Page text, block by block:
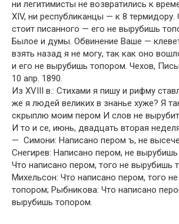
ни легитимисты не возвратились к
XIV, ни республиканцы — к 8 термидору.
стоит писанного — его не вырубишь
Былое и думы. Обвинение Ваше —
взять назад я не могу, так как оно
и его не вырубишь топором. Чехов,
10 апр. 1890.
Из XVIII в.: Стихами я пишу и рифму
же я людей великих в знанье хуже? Я
скрыплю моим пером И слов не
И то и се, июнь, двадцать вторая
— Симони: Написано пером ъ, не
Снегирев: Написано пером, не
Что написано пером, того не вырубишь
Михельсон: Что написано пером, того
топором; Рыбникова: Что написано
вырубишь топором.